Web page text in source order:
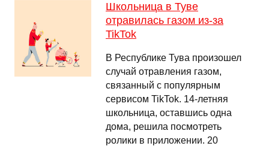
Школьница в Туве
отравилась газом из-за
TikTok
В Республике Тува произошел
случай отравления газом,
связанный с популярным
сервисом TikTok. 14-летняя
школьница, оставшись одна
дома, решила посмотреть
ролики в приложении. 20